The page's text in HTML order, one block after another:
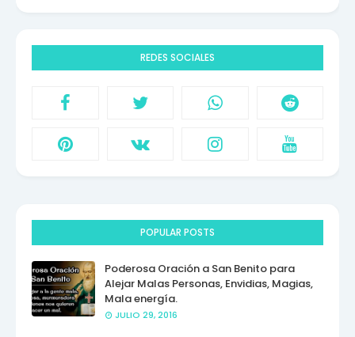
REDES SOCIALES
POPULAR POSTS
Poderosa Oración a San Benito para
Alejar Malas Personas, Envidias, Magias,
Mala energía.
JULIO 29, 2016